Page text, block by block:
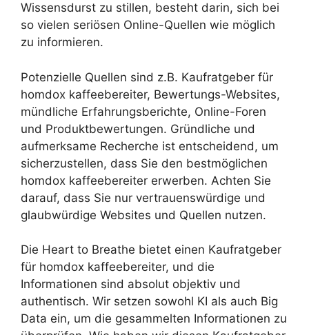
Wissensdurst zu stillen, besteht darin, sich bei
so vielen seriösen Online-Quellen wie möglich
zu informieren.
Potenzielle Quellen sind z.B. Kaufratgeber für
homdox kaffeebereiter, Bewertungs-Websites,
mündliche Erfahrungsberichte, Online-Foren
und Produktbewertungen. Gründliche und
aufmerksame Recherche ist entscheidend, um
sicherzustellen, dass Sie den bestmöglichen
homdox kaffeebereiter erwerben. Achten Sie
darauf, dass Sie nur vertrauenswürdige und
glaubwürdige Websites und Quellen nutzen.
Die Heart to Breathe bietet einen Kaufratgeber
für homdox kaffeebereiter, und die
Informationen sind absolut objektiv und
authentisch. Wir setzen sowohl KI als auch Big
Data ein, um die gesammelten Informationen zu